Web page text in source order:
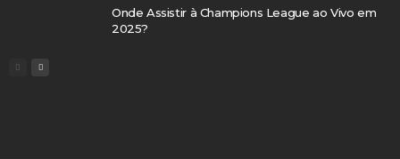
Onde Assistir à Champions League ao Vivo em
2025?